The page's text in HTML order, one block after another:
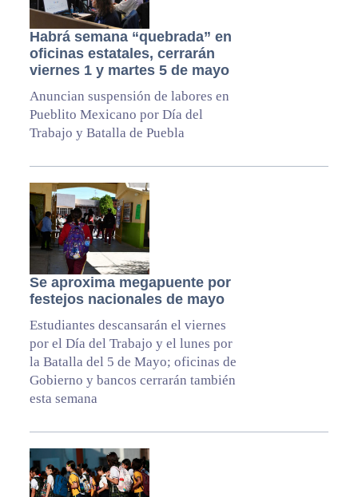
Habrá semana “quebrada” en
oficinas estatales, cerrarán
viernes 1 y martes 5 de mayo
Anuncian suspensión de labores en
Pueblito Mexicano por Día del
Trabajo y Batalla de Puebla
Se aproxima megapuente por
festejos nacionales de mayo
Estudiantes descansarán el viernes
por el Día del Trabajo y el lunes por
la Batalla del 5 de Mayo; oficinas de
Gobierno y bancos cerrarán también
esta semana